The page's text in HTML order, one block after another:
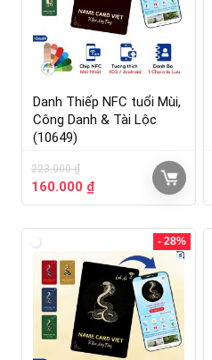
Danh Thiếp NFC tuổi Mùi,
Công Danh & Tài Lộc
(10649)
223.000₫
160.000 ₫
- 28%